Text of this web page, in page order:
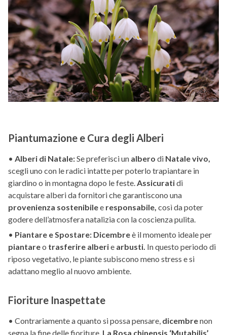
Piantumazione e Cura degli Alberi
• Alberi di Natale:Se preferisci un albero di Natale vivo,
scegli uno con le radici intatte per poterlo trapiantare in
giardino o in montagna dopo le feste.Assicuratidi
acquistare alberi da fornitori che garantiscono una
provenienza sostenibilee responsabile, così da poter
godere dell’atmosfera natalizia con la coscienza pulita.
• Piantare e Spostare: Dicembreè il momento ideale per
piantareo trasferire alberie arbusti. In questo periodo di
riposo vegetativo, le piante subiscono meno stress e si
adattano meglio al nuovo ambiente.
Fioriture Inaspettate
• Contrariamente a quanto si possa pensare, dicembrenon
segna la fine delle fioriture. La Rosa chinensis ‘Mutabilis’